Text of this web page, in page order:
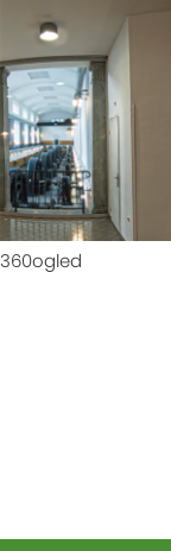
360ogled